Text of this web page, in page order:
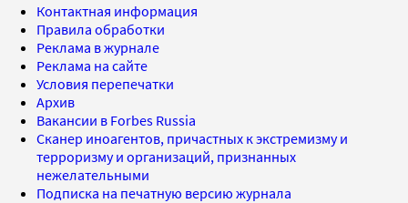
Контактная информация
Правила обработки
Реклама в журнале
Реклама на сайте
Условия перепечатки
Архив
Вакансии в Forbes Russia
Сканер иноагентов, причастных к экстремизму и
терроризму и организаций, признанных
нежелательными
Подписка на печатную версию журнала